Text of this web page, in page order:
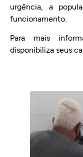
urgência, a
funcionamento.
Para mais
disponibiliza seus